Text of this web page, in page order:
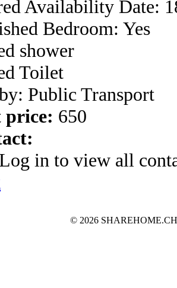
Availability Date:
Bedroom: Yes
shower
Toilet
Public Transport
price: 650
in to view all
© 2026